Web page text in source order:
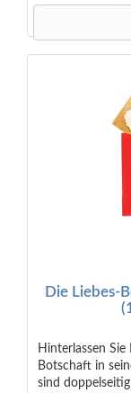
Die Liebes-
Hinterlassen
Botschaft in
sind